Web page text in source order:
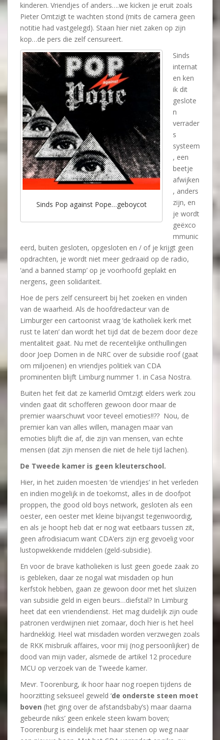
kinderen. Vriendjes of anders….we kicken je eruit zoals
Pieter Omtzigt te wachten stond (mits de camera geen
notitie had vastgelegd). Staan hier niet zaken op zijn
kop…de pers die zelf censureert.
Sinds Pop against Pope…geboycot
Sinds
internat
en ken
ik dit
geslote
n
verrader
s
systeem
, een
beetje
afwijken
, anders
zijn, en
je wordt
geëxco
mmunic
eerd, buiten gesloten, opgesloten en / of je krijgt geen
opdrachten, je wordt niet meer gedraaid op de radio,
‘and a banned stamp’ op je voorhoofd geplakt en
nergens, geen solidariteit.
Hoe de pers zelf censureert bij het zoeken en vinden
van de waarheid. Als de hoofdredacteur van de
Limburger een cartoonist vraag ‘de katholiek kerk met
rust te laten’ dan wordt het tijd dat de bezem door deze
mentaliteit gaat. Nu met de recentelijke onthullingen
door Joep Domen in de NRC over de subsidie roof (gaat
om miljoenen) en vriendjes politiek van CDA
prominenten blijft Limburg nummer 1. in Casa Nostra.
Buiten het feit dat ze kamerlid Omtzigt elders werk zou
vinden gaat dit schofferen gewoon door maar de
premier waarschuwt voor teveel emoties!!?? Nou, de
premier kan van alles willen, managen maar van
emoties blijft die af, die zijn van mensen, van echte
mensen (dat zijn mensen die niet de hele tijd lachen).
De Tweede kamer is geen kleuterschool.
Hier, in het zuiden moesten ‘de vriendjes’ in het verleden
en indien mogelijk in de toekomst, alles in de doofpot
proppen, the good old boys network, gesloten als een
oester, een oester met kleine bijvangst tegenwoordig,
en als je hoopt heb dat er nog wat eetbaars tussen zit,
geen afrodisiacum want CDA’ers zijn erg gevoelig voor
lustopwekkende middelen (geld-subsidie).
En voor de brave katholieken is lust geen goede zaak zo
is gebleken, daar ze nogal wat misdaden op hun
kerfstok hebben, gaan ze gewoon door met het sluizen
van subsidie geld in eigen beurs…diefstal? In Limburg
heet dat een vriendendienst. Het mag duidelijk zijn oude
patronen verdwijnen niet zomaar, doch hier is het heel
hardnekkig. Heel wat misdaden worden verzwegen zoals
de RKK misbruik affaires, voor mij (nog persoonlijker) de
dood van mijn vader, alsmede de artikel 12 procedure
MCU op verzoek van de Tweede kamer.
Mevr. Toorenburg, ik hoor haar nog roepen tijdens de
hoorzitting seksueel geweld ‘de onderste steen moet
boven (het ging over de afstandsbaby’s) maar daarna
gebeurde niks’ geen enkele steen kwam boven;
Toorenburg is eindelijk met haar stenen op weg naar